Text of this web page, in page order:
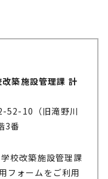
築施設管理課 計
52-10（旧滝野川
3番
校改築施設管理課
フォームをご利用